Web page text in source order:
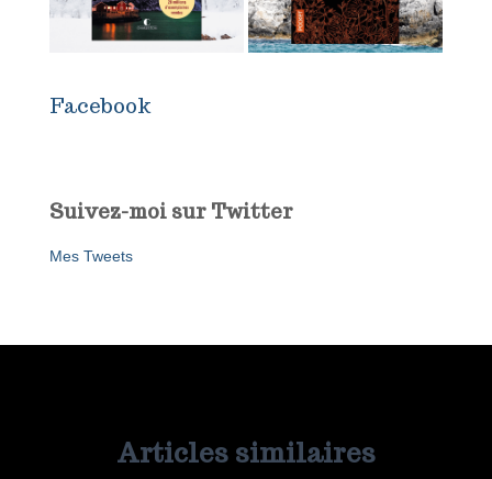
Facebook
Suivez-moi sur Twitter
Mes Tweets
Articles similaires